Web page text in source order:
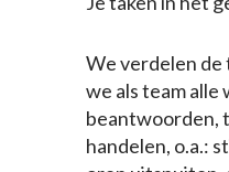
We verdelen de
we als team
beantwoorden,
handelen, o.a.: